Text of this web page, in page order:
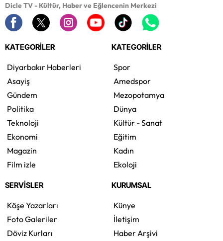
Dicle TV - Kültür, Haber ve Eğlencenin Merkezi
KATEGORİLER
Diyarbakır Haberleri
Asayiş
Gündem
Politika
Teknoloji
Ekonomi
Magazin
Film izle
KATEGORİLER
Spor
Amedspor
Mezopotamya
Dünya
Kültür - Sanat
Eğitim
Kadın
Ekoloji
SERVİSLER
Köşe Yazarları
Foto Galeriler
Döviz Kurları
KURUMSAL
Künye
İletişim
Haber Arşivi